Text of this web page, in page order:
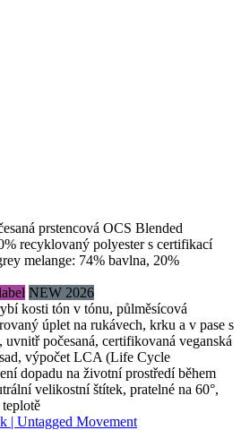
prstencová OCS Blended
recyklovaný polyester s certifikací
melange: 74% bavlna, 20%
NEW 2026
kosti tón v tónu, půlměsícová
úplet na rukávech, krku a v pase s
uvnitř počesaná, certifikovaná veganská
výpočet LCA (Life Cycle
dopadu na životní prostředí během
velikostní štítek, pratelné na 60°,
| Untagged Movement